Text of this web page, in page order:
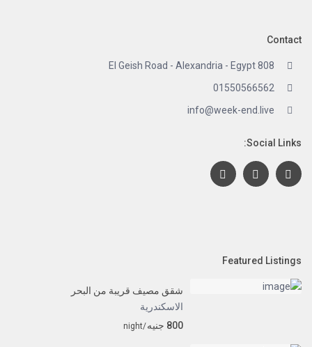
Contact
808 El Geish Road - Alexandria - Egypt
01550566562
info@week-end.live
Social Links:
Featured Listings
شقق مصيف قريبة من البحر
الاسكندرية
800 جنيه
/night